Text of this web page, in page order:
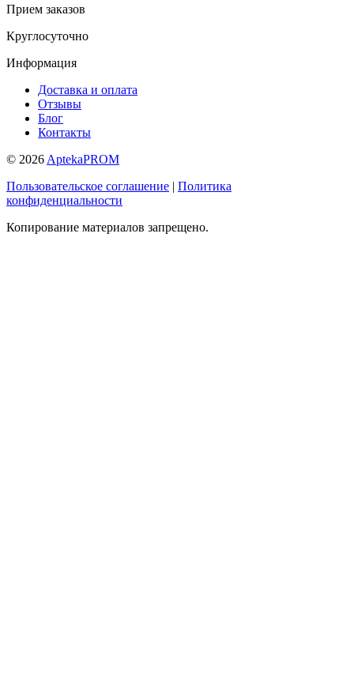
Прием заказов
Круглосуточно
Информация
Доставка и оплата
Отзывы
Блог
Контакты
© 2026 AptekaPROM
Пользовательское соглашение | Политика
конфиденциальности
Копирование материалов запрещено.